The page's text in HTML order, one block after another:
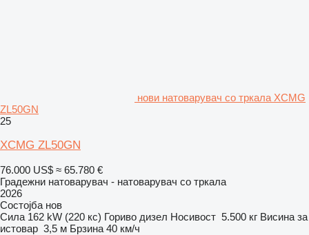
нови натоварувач со тркала XCMG
ZL50GN
25
XCMG ZL50GN
76.000 US$ ≈ 65.780 €
Градежни натоварувач - натоварувач со тркала
2026
Состојба нов
Сила 162 kW (220 кс) Гориво дизел Носивост 5.500 кг Висина за
истовар 3,5 м Брзина 40 км/ч